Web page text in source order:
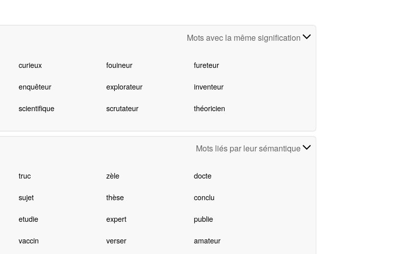
Mots avec la même signification
curieux fouineur fureteur
enquêteur explorateur inventeur
scientifique scrutateur théoricien
Mots liés par leur sémantique
truc zèle docte
sujet thèse conclu
etudie expert publie
vaccin verser amateur